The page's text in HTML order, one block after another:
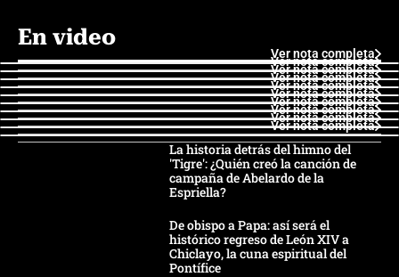
En video
Ver nota completa
Ver nota completa
Ver nota completa
Ver nota completa
Ver nota completa
Ver nota completa
Ver nota completa
Ver nota completa
Ver nota completa
Ver nota completa
La historia detrás del himno del
'Tigre': ¿Quién creó la canción de
campaña de Abelardo de la
Espriella?
De obispo a Papa: así será el
histórico regreso de León XIV a
Chiclayo, la cuna espiritual del
Pontífice